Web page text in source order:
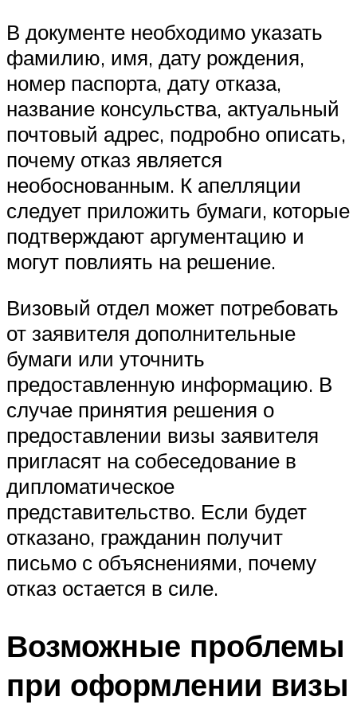
В документе необходимо указать
фамилию, имя, дату рождения,
номер паспорта, дату отказа,
название консульства, актуальный
почтовый адрес, подробно описать,
почему отказ является
необоснованным. К апелляции
следует приложить бумаги, которые
подтверждают аргументацию и
могут повлиять на решение.
Визовый отдел может потребовать
от заявителя дополнительные
бумаги или уточнить
предоставленную информацию. В
случае принятия решения о
предоставлении визы заявителя
пригласят на собеседование в
дипломатическое
представительство. Если будет
отказано, гражданин получит
письмо с объяснениями, почему
отказ остается в силе.
Возможные проблемы
при оформлении визы